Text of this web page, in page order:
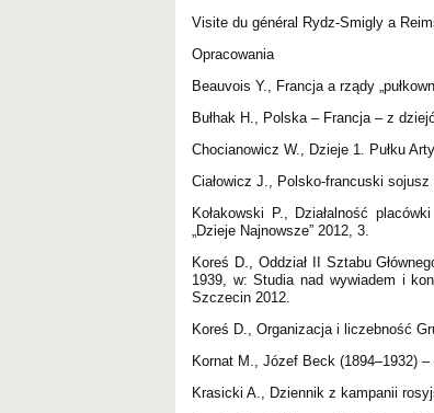
Visite du général Rydz-Smigly a
Opracowania
Beauvois Y., Francja a rządy
Bułhak H., Polska – Francja – z
Chocianowicz W., Dzieje 1. Pułku
Ciałowicz J., Polsko-francuski
Kołakowski P., Działalność
„Dzieje Najnowsze” 2012, 3.
Koreś D., Oddział II Sztabu
1939, w: Studia nad wywiadem i
Szczecin 2012.
Koreś D., Organizacja i liczebność
Kornat M., Józef Beck (1894–1932) –
Krasicki A., Dziennik z kampanii